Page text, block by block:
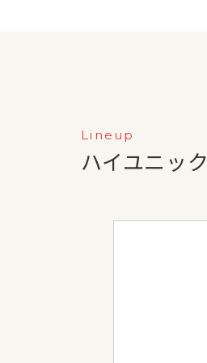
Lineup
ハイユニック